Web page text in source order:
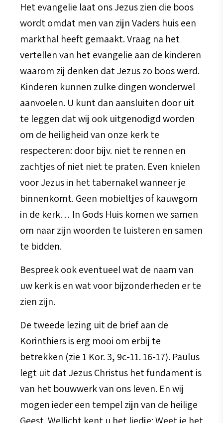
Het evangelie laat ons Jezus zien die boos
wordt omdat men van zijn Vaders huis een
markthal heeft gemaakt. Vraag na het
vertellen van het evangelie aan de kinderen
waarom zij denken dat Jezus zo boos werd.
Kinderen kunnen zulke dingen wonderwel
aanvoelen. U kunt dan aansluiten door uit
te leggen dat wij ook uitgenodigd worden
om de heiligheid van onze kerk te
respecteren: door bijv. niet te rennen en
zachtjes of niet niet te praten. Even knielen
voor Jezus in het tabernakel wanneer je
binnenkomt. Geen mobieltjes of kauwgom
in de kerk… In Gods Huis komen we samen
om naar zijn woorden te luisteren en samen
te bidden.
Bespreek ook eventueel wat de naam van
uw kerk is en wat voor bijzonderheden er te
zien zijn.
De tweede lezing uit de brief aan de
Korinthiers is erg mooi om erbij te
betrekken (zie 1 Kor. 3, 9c-11. 16-17). Paulus
legt uit dat Jezus Christus het fundament is
van het bouwwerk van ons leven. En wij
mogen ieder een tempel zijn van de heilige